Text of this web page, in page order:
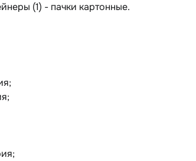
(1) - пачки картонные.